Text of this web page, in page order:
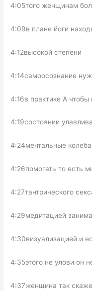
4:05того женщинам
4:09в плане йоги
4:12высокой степени
4:14самоосознание
4:16в практике А чтобы
4:19состоянии
4:24ментальные
4:26помогать то есть
4:27тантрического
4:29медитацией
4:30визуализацией и
4:35этого не улови он
4:37женщина так